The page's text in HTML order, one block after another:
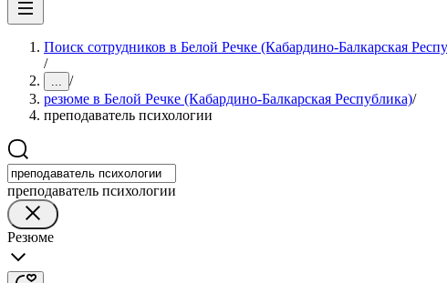
Поиск сотрудников в Белой Речке (Кабардино-Балкарская
/
... /
резюме в Белой Речке (Кабардино-Балкарская Республика)/
преподаватель психологии
преподаватель психологии
Резюме